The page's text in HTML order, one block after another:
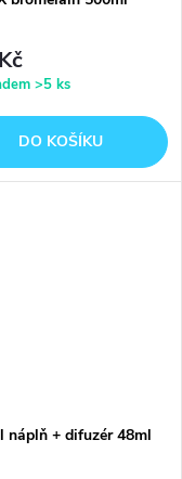
>5 ks
DO KOŠÍKU
náplň + difuzér 48ml